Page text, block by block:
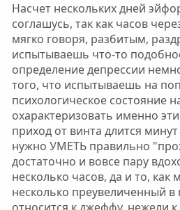
Насчет нескольких дней
соглашусь, так как часов
мягко говоря, разбитым,
испытываешь что-то
определение депрессии
того, что испытываешь на
психологическое состояние
охарактеризовать именно
приход от винта длится
нужно УМЕТЬ правильно
достаточно и вовсе пару
несколько часов, да и то, как
несколько преувеличенный в